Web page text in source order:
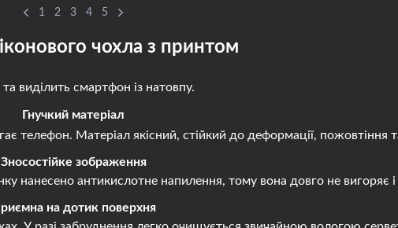
1 2 3 4 5
чохла з принтом
виділить смартфон із натовпу.
Гнучкий матеріал
телефон. Матеріал якісний, стійкий до деформації, пожовтіння
Зносостійке зображення
антикислотне напилення, тому вона довго не вигоряє і
на дотик поверхня